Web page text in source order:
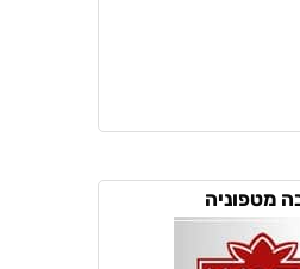
מטפוניה